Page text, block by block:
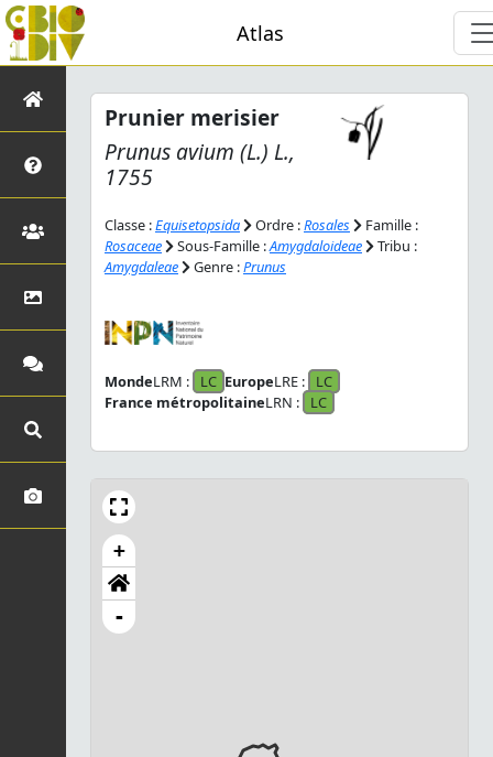
Atlas
Prunier merisier
Prunus avium (L.) L.,
1755
Classe :Equisetopsida Ordre :Rosales
Famille :
Rosaceae
Sous-Famille :Amygdaloideae
Tribu :
Amygdaleae
Genre :Prunus
MondeLRM : LC EuropeLRE :
LC
France métropolitaineLRN : LC
+
-